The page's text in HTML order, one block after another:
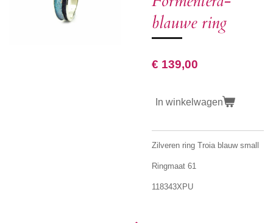
blauwe ring
€ 139,00
In winkelwagen
Zilveren ring Troia blauw small
Ringmaat 61
118343XPU